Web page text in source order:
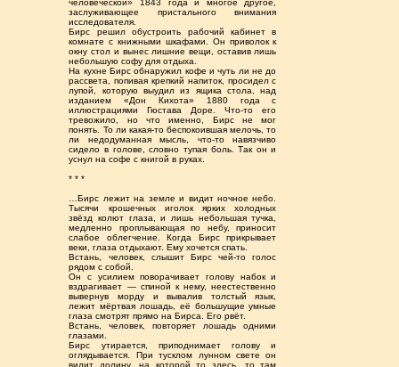
человеческой» 1843 года и многое другое,
заслуживающее пристального внимания
исследователя.
Бирс решил обустроить рабочий кабинет в
комнате с книжными шкафами. Он приволок к
окну стол и вынес лишние вещи, оставив лишь
небольшую софу для отдыха.
На кухне Бирс обнаружил кофе и чуть ли не до
рассвета, попивая крепкий напиток, просидел с
лупой, которую выудил из ящика стола, над
изданием «Дон Кихота» 1880 года с
иллюстрациями Гюстава Доре. Что-то его
тревожило, но что именно, Бирс не мог
понять. То ли какая-то беспокоившая мелочь, то
ли недодуманная мысль, что-то навязчиво
сидело в голове, словно тупая боль. Так он и
уснул на софе с книгой в руках.
* * *
…Бирс лежит на земле и видит ночное небо.
Тысячи крошечных иголок ярких холодных
звёзд колют глаза, и лишь небольшая тучка,
медленно проплывающая по небу, приносит
слабое облегчение. Когда Бирс прикрывает
веки, глаза отдыхают. Ему хочется спать.
Встань, человек, слышит Бирс чей-то голос
рядом с собой.
Он с усилием поворачивает голову набок и
вздрагивает — спиной к нему, неестественно
вывернув морду и вывалив толстый язык,
лежит мёртвая лошадь, её большущие умные
глаза смотрят прямо на Бирса. Его рвёт.
Встань, человек, повторяет лошадь одними
глазами.
Бирс утирается, приподнимает голову и
оглядывается. При тусклом лунном свете он
видит долину, на которой то здесь, то там